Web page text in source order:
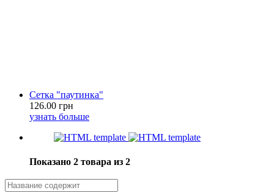
Сетка "паутинка"
126.00 грн
узнать больше
Показано 2 товара из 2